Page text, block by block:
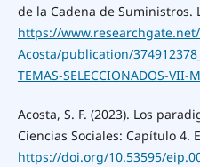
de la Cadena de Suministros.
https://
Acosta/publication/
TEMAS-SELECCIONADOS-VII-
Acosta, S. F. (2023). Los
Ciencias Sociales: Capítulo 4.
https://doi.org/10.53595/